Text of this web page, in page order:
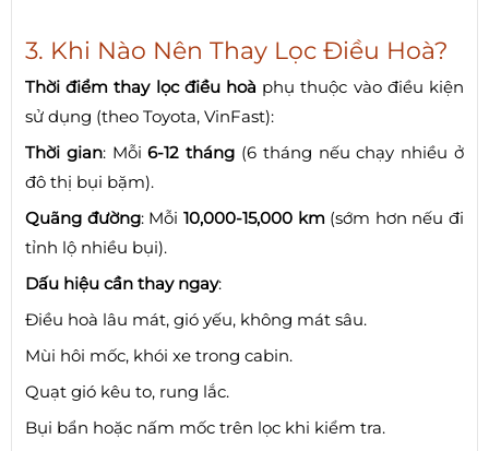
3. Khi Nào Nên Thay Lọc Điều Hoà?
Thời điểm thay lọc điều hoà phụ thuộc vào điều kiện
sử dụng (theo Toyota, VinFast):
Thời gian: Mỗi6-12 tháng (6 tháng nếu chạy nhiều ở
đô thị bụi bặm).
Quãng đường: Mỗi 10,000-15,000 km(sớm hơn nếu đi
tỉnh lộ nhiều bụi).
Dấu hiệu cần thay ngay:
Điều hoà lâu mát, gió yếu, không mát sâu.
Mùi hôi mốc, khói xe trong cabin.
Quạt gió kêu to, rung lắc.
Bụi bẩn hoặc nấm mốc trên lọc khi kiểm tra.